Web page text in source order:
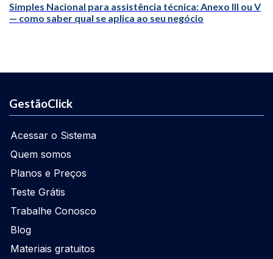
Simples Nacional para assistência técnica: Anexo III ou V
— como saber qual se aplica ao seu negócio
GestãoClick
Acessar o Sistema
Quem somos
Planos e Preços
Teste Grátis
Trabalhe Conosco
Blog
Materiais gratuitos